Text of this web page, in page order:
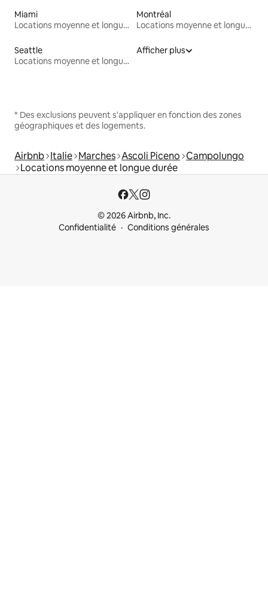
Miami
Locations moyenne et longue durée
Montréal
Locations moyenne et longue durée
Seattle
Locations moyenne et longue durée
Afficher plus
* Des exclusions peuvent s'appliquer en fonction des zones
géographiques et des logements.
Airbnb Italie Marches Ascoli Piceno Campolungo
Locations moyenne et longue durée
© 2026 Airbnb, Inc.
Confidentialité
Conditions générales